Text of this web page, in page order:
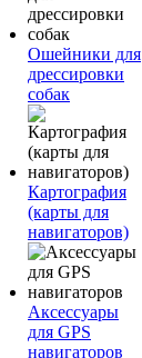
Ошейники для
дрессировки
собак
Картография
(карты для
навигаторов)
Аксессуары
для GPS
навигаторов